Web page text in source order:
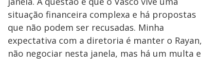
situação financeira complexa e há propostas
que não podem ser recusadas. Minha
expectativa com a diretoria é manter o Rayan,
não negociar nesta janela, mas há um multa e